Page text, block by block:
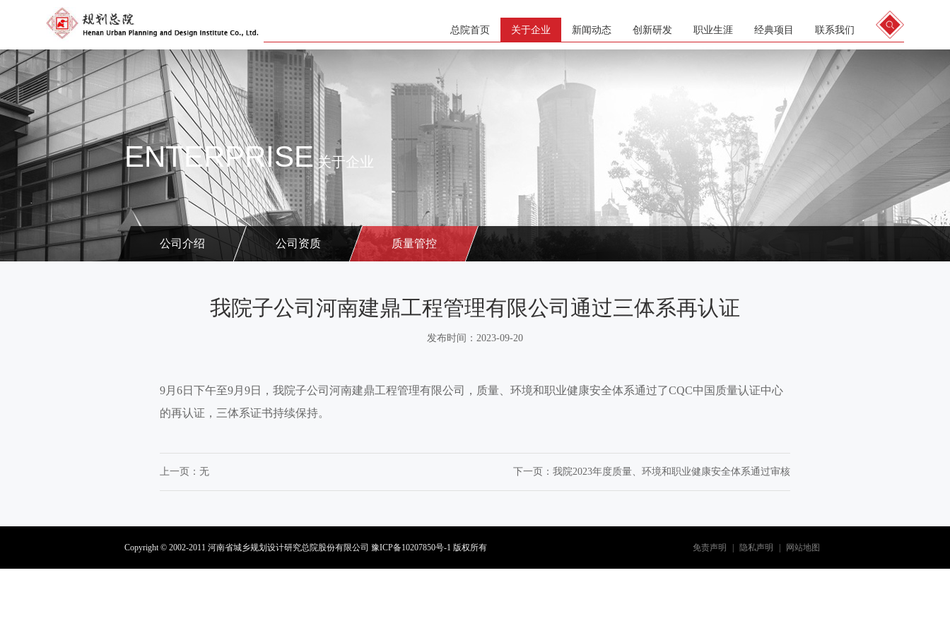
总院首页 关于企业 新闻动态 创新研发 职业生涯 经典项目 联系我们
ENTERPRISE 关于企业
公司介绍 公司资质 质量管控
我院子公司河南建鼎工程管理有限公司通过三体系再认证
发布时间：2023-09-20
9月6日下午至9月9日，我院子公司河南建鼎工程管理有限公司，质量、环境和职业健康安全体系通过了CQC中国质量认证中心
的再认证，三体系证书持续保持。
上一页： 无 下一页：我院2023年度质量、环境和职业健康安全体系通过审核
Copyright © 2002-2011 河南省城乡规划设计研究总院股份有限公司 豫ICP备10207850号-1 版权所有 免责声明 隐私声明 网站地图